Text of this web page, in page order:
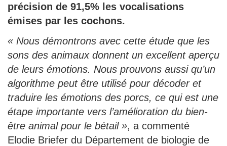
précision de 91,5% les vocalisations
émises par les cochons.
« Nous démontrons avec cette étude que les
sons des animaux donnent un excellent aperçu
de leurs émotions. Nous prouvons aussi qu’un
algorithme peut être utilisé pour décoder et
traduire les émotions des porcs, ce qui est une
étape importante vers l’amélioration du bien-
être animal pour le bétail », a commenté
Elodie Briefer du Département de biologie de